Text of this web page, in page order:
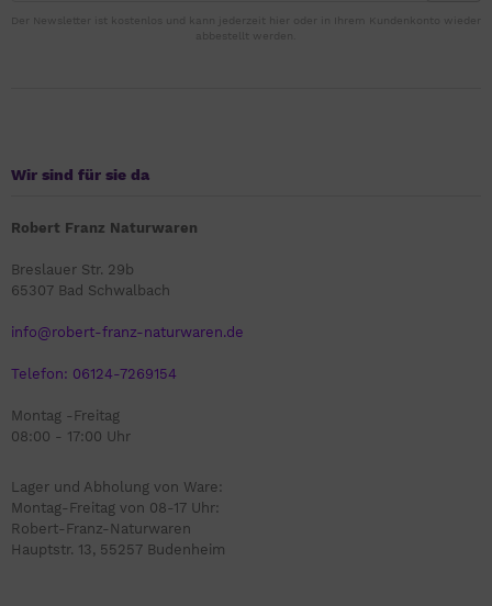
Der Newsletter ist kostenlos und kann jederzeit hier oder in Ihrem Kundenkonto wieder
abbestellt werden.
Wir sind für sie da
Robert Franz Naturwaren
Breslauer Str. 29b
65307 Bad Schwalbach
info@robert-franz-naturwaren.de
Telefon: 06124-7269154
Montag -Freitag
08:00 - 17:00 Uhr
Lager und Abholung von Ware:
Montag-Freitag von 08-17 Uhr:
Robert-Franz-Naturwaren
Hauptstr. 13, 55257 Budenheim